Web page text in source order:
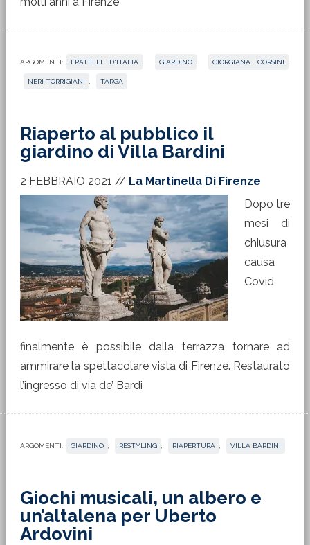
ARGOMENTI: FRATELLI D'ITALIA GIARDINO GIORGIANA CORSINI
NERI TORRIGIANI TARGA
Riaperto al pubblico il
giardino di Villa Bardini
2 FEBBRAIO 2021 // La Martinella Di Firenze
Dopo tre
mesi di
chiusura
causa
Covid,
finalmente è possibile dalla terrazza tornare ad
ammirare la spettacolare vista di Firenze. Restaurato
l’ingresso di via de’ Bardi
ARGOMENTI: GIARDINO RESTYLING RIAPERTURA VILLA BARDINI
Giochi musicali, un albero e
un’altalena per Uberto
Ardovini